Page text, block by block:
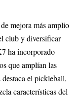
mejora más amplio
club y diversificar
ha incorporado
que amplían las
el pickleball,
características del